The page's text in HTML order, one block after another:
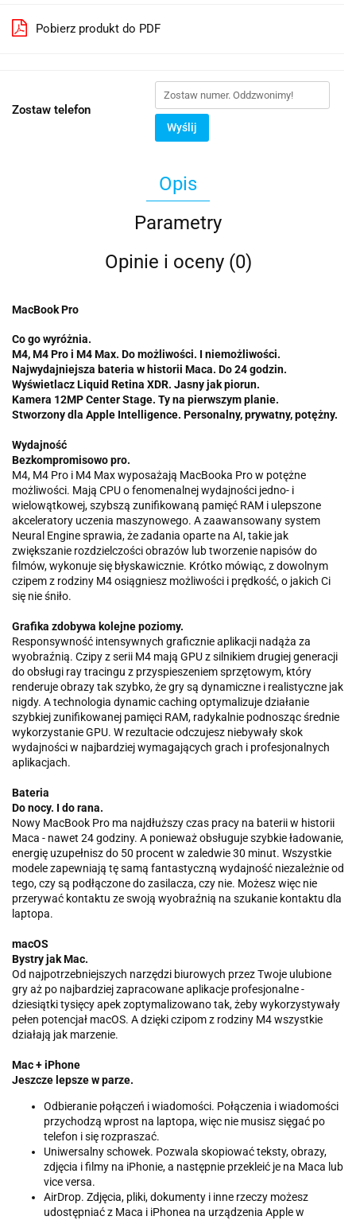
Pobierz produkt do PDF
Zostaw telefon
Wyślij
Opis
Parametry
Opinie i oceny (0)
MacBook Pro
Co go wyróżnia.
M4, M4 Pro i M4 Max. Do możliwości. I niemożliwości.
Najwydajniejsza bateria w historii Maca. Do 24 godzin.
Wyświetlacz Liquid Retina XDR. Jasny jak piorun.
Kamera 12MP Center Stage. Ty na pierwszym planie.
Stworzony dla Apple Intelligence. Personalny, prywatny, potężny.
Wydajność
Bezkompromisowo pro.
M4, M4 Pro i M4 Max wyposażają MacBooka Pro w potężne
możliwości. Mają CPU o fenomenalnej wydajności jedno- i
wielowątkowej, szybszą zunifikowaną pamięć RAM i ulepszone
akceleratory uczenia maszynowego. A zaawansowany system
Neural Engine sprawia, że zadania oparte na AI, takie jak
zwiększanie rozdzielczości obrazów lub tworzenie napisów do
filmów, wykonuje się błyskawicznie. Krótko mówiąc, z dowolnym
czipem z rodziny M4 osiągniesz możliwości i prędkość, o jakich Ci
się nie śniło.
Grafika zdobywa kolejne poziomy.
Responsywność intensywnych graficznie aplikacji nadąża za
wyobraźnią. Czipy z serii M4 mają GPU z silnikiem drugiej generacji
do obsługi ray tracingu z przyspieszeniem sprzętowym, który
renderuje obrazy tak szybko, że gry są dynamiczne i realistyczne jak
nigdy. A technologia dynamic caching optymalizuje działanie
szybkiej zunifikowanej pamięci RAM, radykalnie podnosząc średnie
wykorzystanie GPU. W rezultacie odczujesz niebywały skok
wydajności w najbardziej wymagających grach i profesjonalnych
aplikacjach.
Bateria
Do nocy. I do rana.
Nowy MacBook Pro ma najdłuższy czas pracy na baterii w historii
Maca - nawet 24 godziny. A ponieważ obsługuje szybkie ładowanie,
energię uzupełnisz do 50 procent w zaledwie 30 minut. Wszystkie
modele zapewniają tę samą fantastyczną wydajność niezależnie od
tego, czy są podłączone do zasilacza, czy nie. Możesz więc nie
przerywać kontaktu ze swoją wyobraźnią na szukanie kontaktu dla
laptopa.
macOS
Bystry jak Mac.
Od najpotrzebniejszych narzędzi biurowych przez Twoje ulubione
gry aż po najbardziej zapracowane aplikacje profesjonalne -
dziesiątki tysięcy apek zoptymalizowano tak, żeby wykorzystywały
pełen potencjał macOS. A dzięki czipom z rodziny M4 wszystkie
działają jak marzenie.
Mac + iPhone
Jeszcze lepsze w parze.
Odbieranie połączeń i wiadomości. Połączenia i wiadomości
przychodzą wprost na laptopa, więc nie musisz sięgać po
telefon i się rozpraszać.
Uniwersalny schowek. Pozwala skopiować teksty, obrazy,
zdjęcia i filmy na iPhonie, a następnie przekleić je na Maca lub
vice versa.
AirDrop. Zdjęcia, pliki, dokumenty i inne rzeczy możesz
udostępniać z Maca i iPhonea na urządzenia Apple w